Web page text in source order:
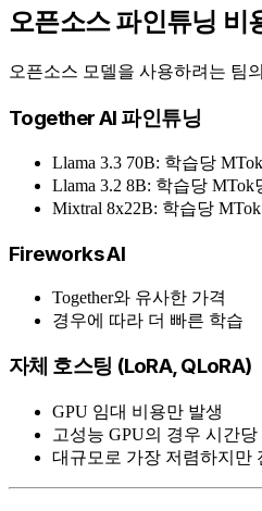
오픈소스 파인튜닝 비
오픈소스 모델을 사용하려는 팀
Together AI 파인튜닝
Llama 3.3 70B: 학습당
Llama 3.2 8B: 학습당 MTok
Mixtral 8x22B: 학습당
Fireworks AI
Together와 유사한 가격
경우에 따라 더 빠른 학습
자체 호스팅 (LoRA, QLoRA)
GPU 임대 비용만 발생
고성능 GPU의 경우 시간당
대규모로 가장 저렴하지만